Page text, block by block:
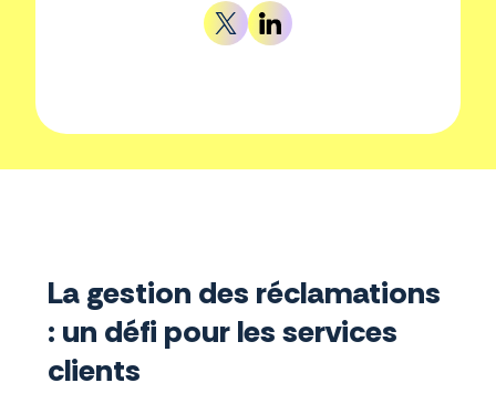
La gestion des réclamations
: un défi pour les services
clients